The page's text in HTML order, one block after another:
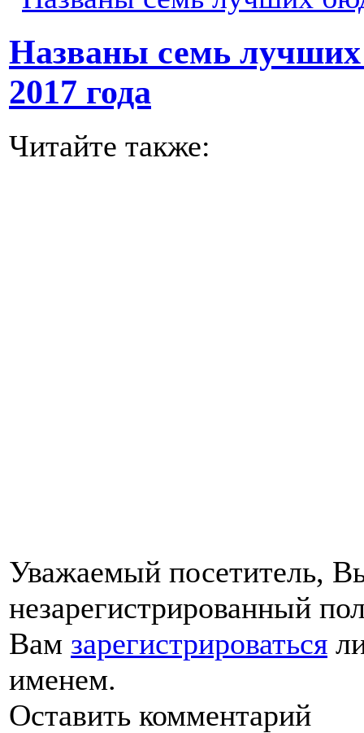
Названы семь
2017 года
Читайте также:
Уважаемый посетитель,
незарегистрированный
Вам зарегистрироваться
именем.
Оставить комментарий